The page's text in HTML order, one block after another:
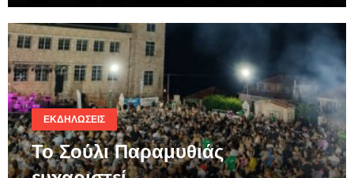
ΕΚΔΗΛΏΣΕΙΣ
Το Σούλι Παραμυθιάς